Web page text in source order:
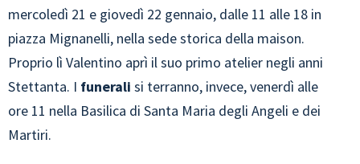
mercoledì 21 e giovedì 22 gennaio, dalle 11 alle 18 in
piazza Mignanelli, nella sede storica della maison.
Proprio lì Valentino aprì il suo primo atelier negli anni
Stettanta. I funerali si terranno, invece, venerdì alle
ore 11 nella Basilica di Santa Maria degli Angeli e dei
Martiri.